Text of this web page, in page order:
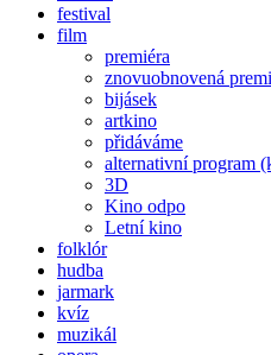
festival
film
premiéra
znovuobnovená
bijásek
artkino
přidáváme
alternativní program
3D
Kino odpo
Letní kino
folklór
hudba
jarmark
kvíz
muzikál